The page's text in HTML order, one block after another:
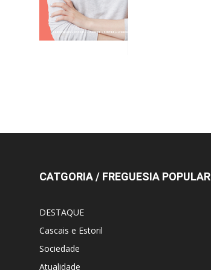
CATGORIA / FREGUESIA POPULAR
DESTAQUE
Cascais e Estoril
Sociedade
Atualidade